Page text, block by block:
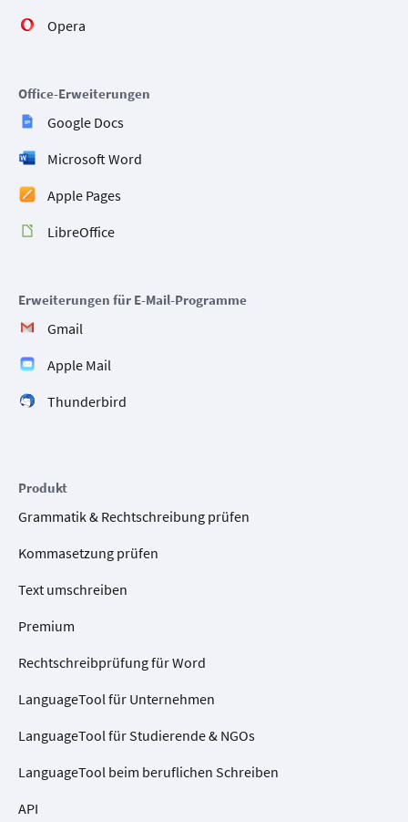
Opera
Office-Erweiterungen
Google Docs
Microsoft Word
Apple Pages
LibreOffice
Erweiterungen für E-Mail-Programme
Gmail
Apple Mail
Thunderbird
Produkt
Grammatik & Rechtschreibung prüfen
Kommasetzung prüfen
Text umschreiben
Premium
Rechtschreibprüfung für Word
LanguageTool für Unternehmen
LanguageTool für Studierende & NGOs
LanguageTool beim beruflichen Schreiben
API